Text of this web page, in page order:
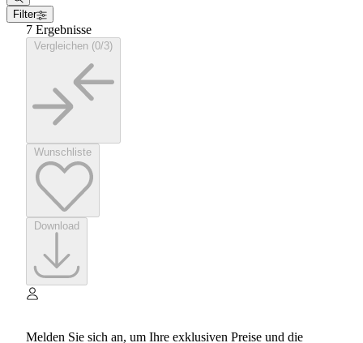
Filter
7 Ergebnisse
Melden Sie sich an, um Ihre exklusiven Preise und die